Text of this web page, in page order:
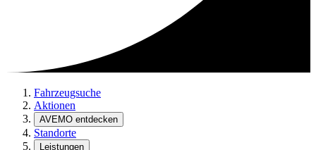
Fahrzeugsuche
Aktionen
AVEMO entdecken
Standorte
Leistungen